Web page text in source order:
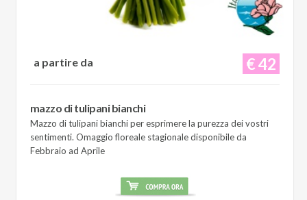
€ 42
a partire da
mazzo di tulipani bianchi
Mazzo di tulipani bianchi per esprimere la purezza dei vostri
sentimenti. Omaggio floreale stagionale disponibile da
Febbraio ad Aprile